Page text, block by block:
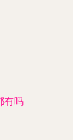
有吗